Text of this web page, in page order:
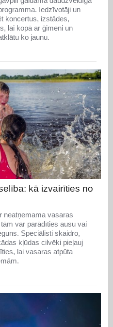
Iedzīvotāji un
koncertus, izstādes,
lai kopā ar ģimeni un
ko jaunu.
kā izvairīties no
neatņemama vasaras
var parādīties ausu vai
Speciālisti skaidro,
kļūdas cilvēki pieļauj
lai vasaras atpūta